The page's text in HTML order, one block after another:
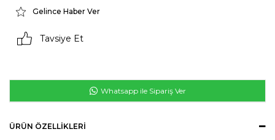
Gelince Haber Ver
Tavsiye Et
Whatsapp ile Sipariş Ver
ÜRÜN ÖZELLIKLERI